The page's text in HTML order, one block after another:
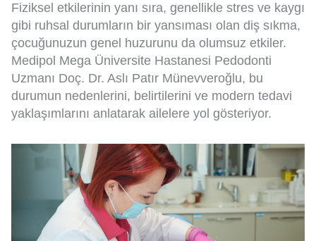
Fiziksel etkilerinin yanı sıra, genellikle stres ve kaygı
gibi ruhsal durumların bir yansıması olan diş sıkma,
çocuğunuzun genel huzurunu da olumsuz etkiler.
Medipol Mega Üniversite Hastanesi Pedodonti
Uzmanı Doç. Dr. Aslı Patır Münevveroğlu, bu
durumun nedenlerini, belirtilerini ve modern tedavi
yaklaşımlarını anlatarak ailelere yol gösteriyor.